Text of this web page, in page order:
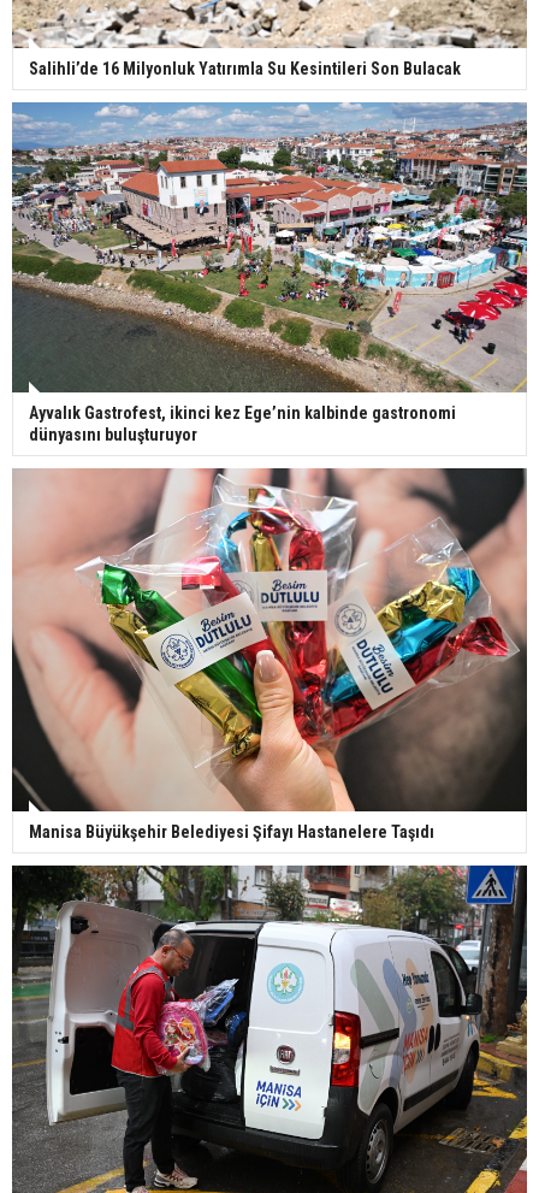
Salihli’de 16 Milyonluk Yatırımla Su Kesintileri Son Bulacak
Ayvalık Gastrofest, ikinci kez Ege’nin kalbinde gastronomi
dünyasını buluşturuyor
Manisa Büyükşehir Belediyesi Şifayı Hastanelere Taşıdı